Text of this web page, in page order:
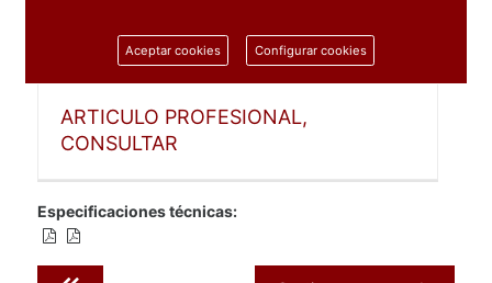
1 unidad
ARTICULO PROFESIONAL,
CONSULTAR
Especificaciones técnicas:
Aceptar cookies Configurar cookies